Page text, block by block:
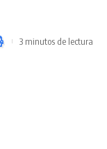
3 minutos de lectura